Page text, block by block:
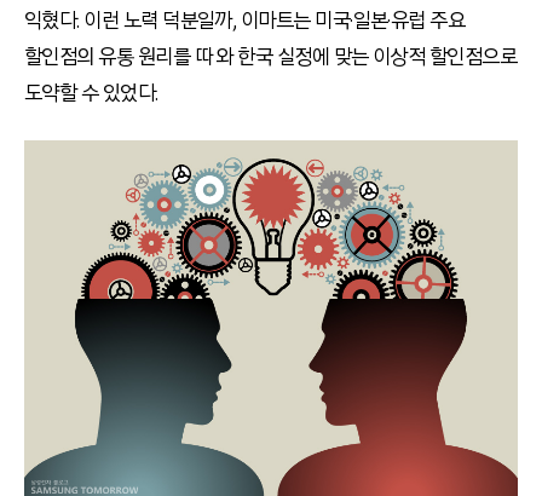
익혔다. 이런 노력 덕분일까, 이마트는 미국·일본·유럽 주요
할인점의 유통 원리를 따 와 한국 실정에 맞는 이상적 할인점으로
도약할 수 있었다.